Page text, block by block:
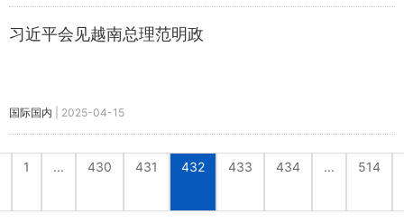
习近平会见越南总理范明政
国际国内 2025-04-15
1 ... 430 431 432 433 434 ... 514